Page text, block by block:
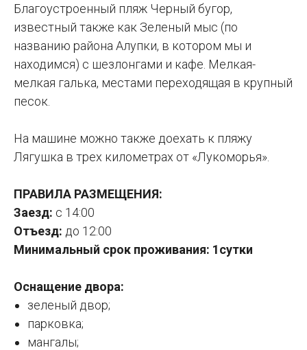
Благоустроенный пляж Черный бугор,
известный также как Зеленый мыс (по
названию района Алупки, в котором мы и
находимся) с шезлонгами и кафе. Мелкая-
мелкая галька, местами переходящая в крупный
песок.
На машине можно также доехать к пляжу
Лягушка в трех километрах от «Лукоморья».
ПРАВИЛА РАЗМЕЩЕНИЯ:
Заезд: с 14:00
Отъезд: до 12:00
Минимальный срок проживания: 1сутки
Оснащение двора:
зеленый двор;
парковка;
мангалы;